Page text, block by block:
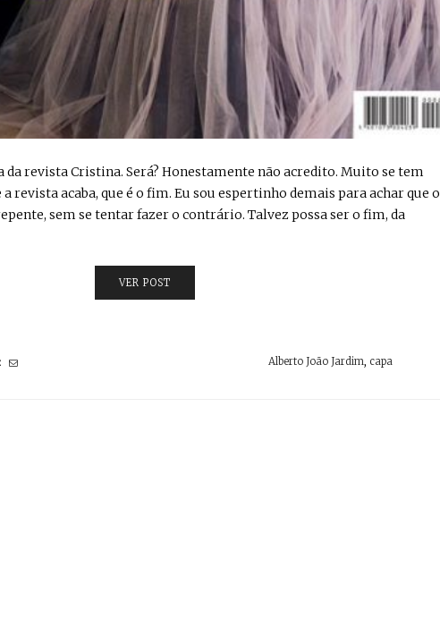
da revista Cristina. Será? Honestamente não acredito. Muito se tem
revista acaba, que é o fim. Eu sou espertinho demais para achar que o
sem se tentar fazer o contrário. Talvez possa ser o fim, da
VER POST
Alberto João Jardim, capa